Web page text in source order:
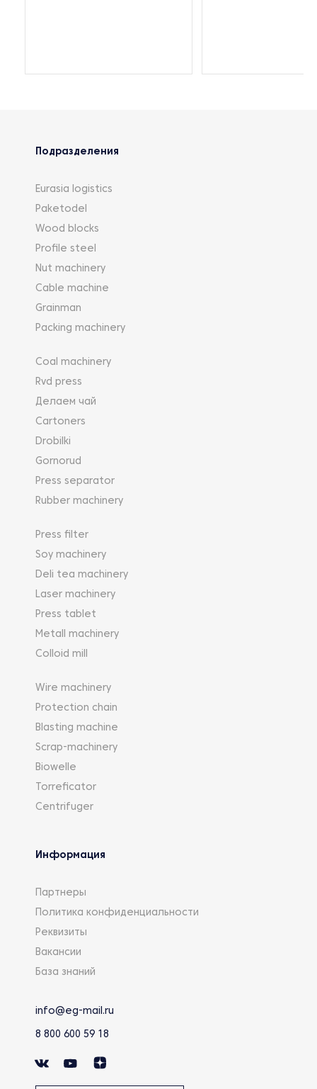
Подразделения
Eurasia logistics
Paketodel
Wood blocks
Profile steel
Nut machinery
Cable machine
Grainman
Packing machinery
Coal machinery
Rvd press
Делаем чай
Cartoners
Drobilki
Gornorud
Press separator
Rubber machinery
Press filter
Soy machinery
Deli tea machinery
Laser machinery
Press tablet
Metall machinery
Colloid mill
Wire machinery
Protection chain
Blasting machine
Scrap-machinery
Biowelle
Torreficator
Centrifuger
Информация
Партнеры
Политика конфиденциальности
Реквизиты
Вакансии
База знаний
info@eg-mail.ru
8 800 600 59 18